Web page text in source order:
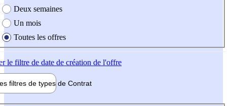
Deux semaines
Un mois
Toutes les offres
le filtre de date de création de l'offre
filtres de types de Contrat